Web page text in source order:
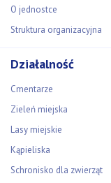
O jednostce
Struktura organizacyjna
Działalność
Cmentarze
Zieleń miejska
Lasy miejskie
Kąpieliska
Schronisko dla zwierząt